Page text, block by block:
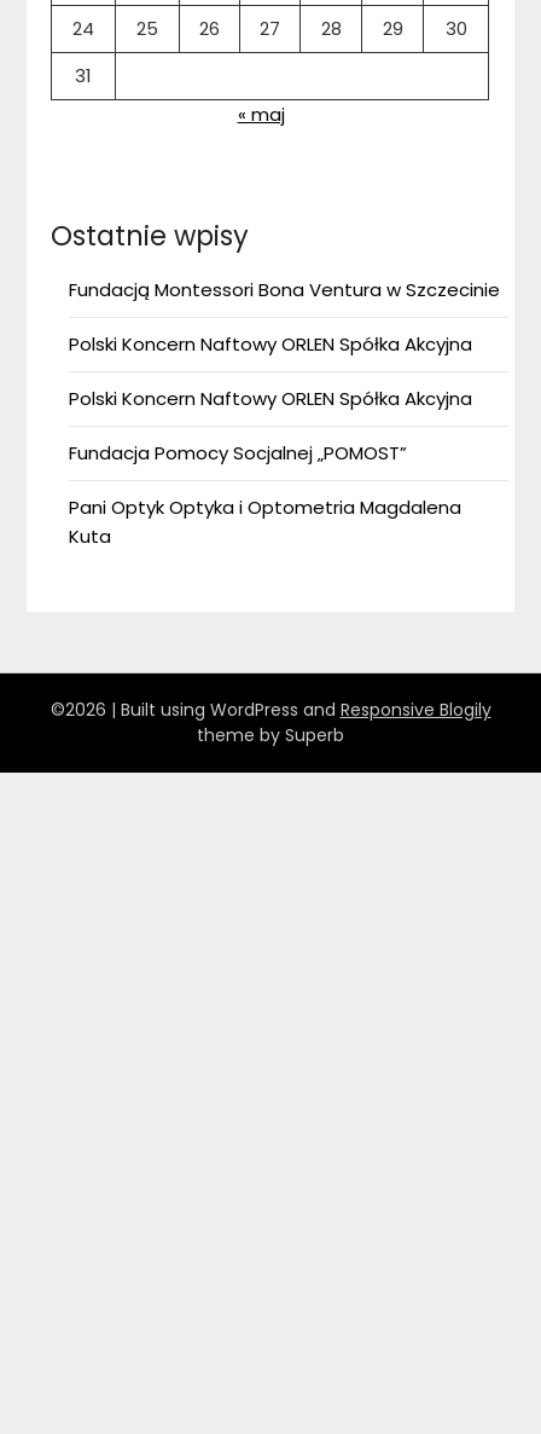
24
25 26 27 28 29
30
31
« maj
Ostatnie wpisy
Fundacją Montessori Bona Ventura w Szczecinie
Polski Koncern Naftowy ORLEN Spółka Akcyjna
Polski Koncern Naftowy ORLEN Spółka Akcyjna
Fundacja Pomocy Socjalnej „POMOST”
Pani Optyk Optyka i Optometria Magdalena
Kuta
©2026 | Built using WordPress and Responsive Blogily
theme by Superb